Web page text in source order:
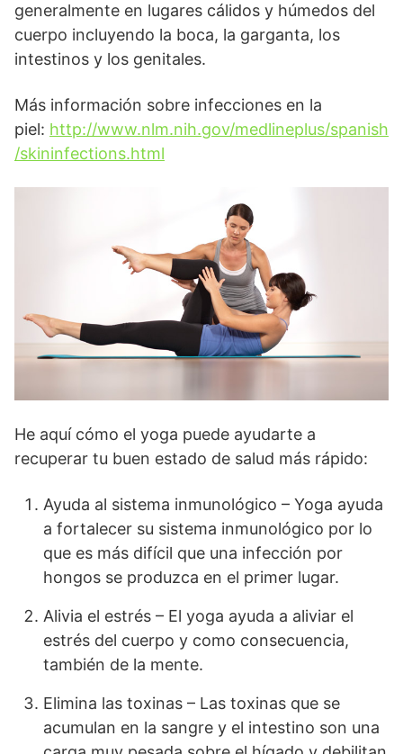
generalmente en lugares cálidos y húmedos del
cuerpo incluyendo la boca, la garganta, los
intestinos y los genitales.
Más información sobre infecciones en la
piel: http://www.nlm.nih.gov/medlineplus/spanish
/skininfections.html
He aquí cómo el yoga puede ayudarte a
recuperar tu buen estado de salud más rápido:
Ayuda al sistema inmunológico – Yoga ayuda
a fortalecer su sistema inmunológico por lo
que es más difícil que una infección por
hongos se produzca en el primer lugar.
Alivia el estrés – El yoga ayuda a aliviar el
estrés del cuerpo y como consecuencia,
también de la mente.
Elimina las toxinas – Las toxinas que se
acumulan en la sangre y el intestino son una